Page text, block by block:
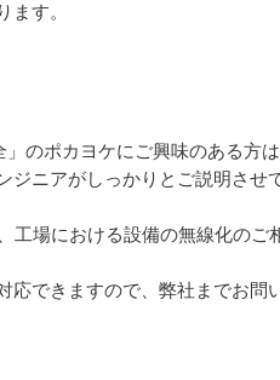
す。
のポカヨケにご興味のある方
ニアがしっかりとご説明させ
場における設備の無線化のご
できますので、弊社までお問